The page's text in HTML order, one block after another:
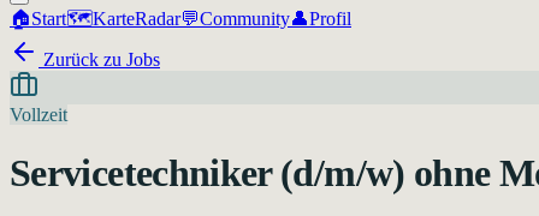
🏠Start🗺️KarteRadar💬Community👤Profil
Zurück zu Jobs
Vollzeit
Servicetechniker (d/m/w) ohne